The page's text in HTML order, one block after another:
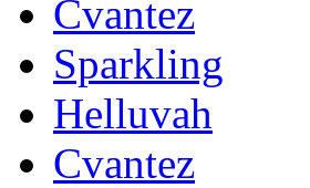
Cvantez
Sparkling
Helluvah
Cvantez